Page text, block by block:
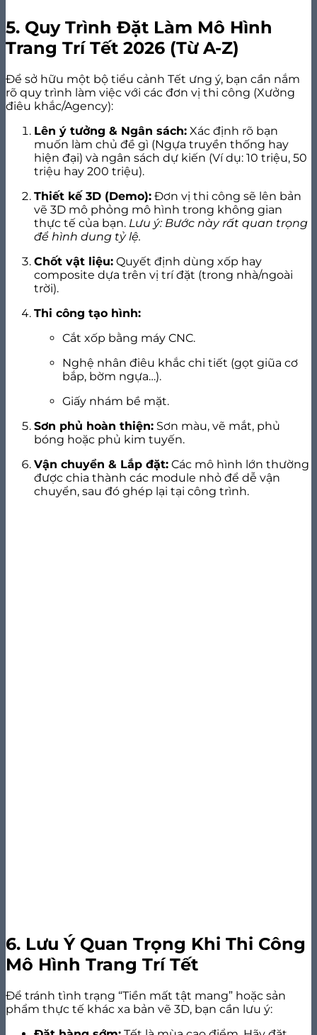
5. Quy Trình Đặt Làm Mô Hình
Trang Trí Tết 2026 (Từ A-Z)
Để sở hữu một bộ tiểu cảnh Tết ưng ý, bạn cần nắm
rõ quy trình làm việc với các đơn vị thi công (Xưởng
điêu khắc/Agency):
Lên ý tưởng & Ngân sách: Xác định rõ bạn
muốn làm chủ đề gì (Ngựa truyền thống hay
hiện đại) và ngân sách dự kiến (Ví dụ: 10 triệu, 50
triệu hay 200 triệu).
Thiết kế 3D (Demo): Đơn vị thi công sẽ lên bản
vẽ 3D mô phỏng mô hình trong không gian
thực tế của bạn. Lưu ý: Bước này rất quan trọng
để hình dung tỷ lệ.
Chốt vật liệu: Quyết định dùng xốp hay
composite dựa trên vị trí đặt (trong nhà/ngoài
trời).
Thi công tạo hình:
Cắt xốp bằng máy CNC.
Nghệ nhân điêu khắc chi tiết (gọt giũa cơ
bắp, bờm ngựa…).
Giấy nhám bề mặt.
Sơn phủ hoàn thiện: Sơn màu, vẽ mắt, phủ
bóng hoặc phủ kim tuyến.
Vận chuyển & Lắp đặt: Các mô hình lớn thường
được chia thành các module nhỏ để dễ vận
chuyển, sau đó ghép lại tại công trình.
6. Lưu Ý Quan Trọng Khi Thi Công
Mô Hình Trang Trí Tết
Để tránh tình trạng “Tiền mất tật mang” hoặc sản
phẩm thực tế khác xa bản vẽ 3D, bạn cần lưu ý: